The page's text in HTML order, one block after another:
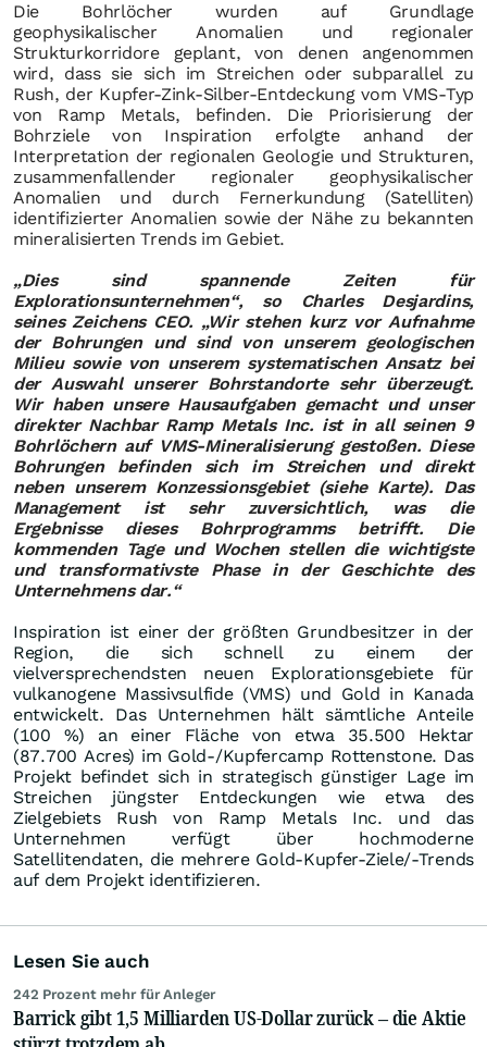
Die Bohrlöcher wurden auf Grundlage
geophysikalischer Anomalien und regionaler
Strukturkorridore geplant, von denen angenommen
wird, dass sie sich im Streichen oder subparallel zu
Rush, der Kupfer-Zink-Silber-Entdeckung vom VMS-Typ
von Ramp Metals, befinden. Die Priorisierung der
Bohrziele von Inspiration erfolgte anhand der
Interpretation der regionalen Geologie und Strukturen,
zusammenfallender regionaler geophysikalischer
Anomalien und durch Fernerkundung (Satelliten)
identifizierter Anomalien sowie der Nähe zu bekannten
mineralisierten Trends im Gebiet.
„Dies sind spannende Zeiten für
Explorationsunternehmen“, so Charles Desjardins,
seines Zeichens CEO. „Wir stehen kurz vor Aufnahme
der Bohrungen und sind von unserem geologischen
Milieu sowie von unserem systematischen Ansatz bei
der Auswahl unserer Bohrstandorte sehr überzeugt.
Wir haben unsere Hausaufgaben gemacht und unser
direkter Nachbar Ramp Metals Inc. ist in all seinen 9
Bohrlöchern auf VMS-Mineralisierung gestoßen. Diese
Bohrungen befinden sich im Streichen und direkt
neben unserem Konzessionsgebiet (siehe Karte). Das
Management ist sehr zuversichtlich, was die
Ergebnisse dieses Bohrprogramms betrifft. Die
kommenden Tage und Wochen stellen die wichtigste
und transformativste Phase in der Geschichte des
Unternehmens dar.“
Inspiration ist einer der größten Grundbesitzer in der
Region, die sich schnell zu einem der
vielversprechendsten neuen Explorationsgebiete für
vulkanogene Massivsulfide (VMS) und Gold in Kanada
entwickelt. Das Unternehmen hält sämtliche Anteile
(100 %) an einer Fläche von etwa 35.500 Hektar
(87.700 Acres) im Gold-/Kupfercamp Rottenstone. Das
Projekt befindet sich in strategisch günstiger Lage im
Streichen jüngster Entdeckungen wie etwa des
Zielgebiets Rush von Ramp Metals Inc. und das
Unternehmen verfügt über hochmoderne
Satellitendaten, die mehrere Gold-Kupfer-Ziele/-Trends
auf dem Projekt identifizieren.
Lesen Sie auch
242 Prozent mehr für Anleger
Barrick gibt 1,5 Milliarden US-Dollar zurück – die Aktie